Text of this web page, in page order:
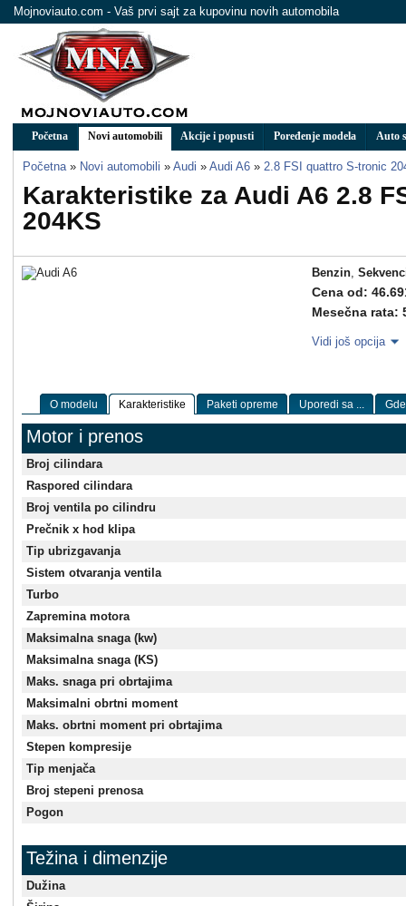
Mojnoviauto.com - Vaš prvi sajt za kupovinu novih automobila
Početna Novi automobili Akcije i popusti Poređenje modela Auto
Početna » Novi automobili » Audi » Audi A6 » 2.8 FSI quattro S-tronic
Karakteristike za Audi A6 2.8
204KS
Benzin,
Cena od:
Mesečna rata:
Vidi još opcija
O modelu Karakteristike Paketi opreme Uporedi sa ...
Motor i prenos
Broj cilindara
Raspored cilindara
Broj ventila po cilindru
Prečnik x hod klipa
Tip ubrizgavanja
Sistem otvaranja ventila
Turbo
Zapremina motora
Maksimalna snaga (kw)
Maksimalna snaga (KS)
Maks. snaga pri obrtajima
Maksimalni obrtni moment
Maks. obrtni moment pri obrtajima
Stepen kompresije
Tip menjača
Broj stepeni prenosa
Pogon
Težina i dimenzije
Dužina